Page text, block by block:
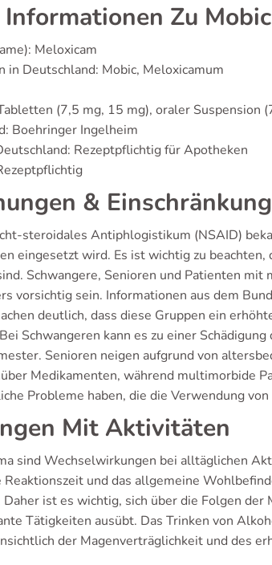
Zu Mobic
Meloxicam
in Deutschland: Mobic, Meloxicamum
(7,5 mg, 15 mg), oraler Suspension
Boehringer Ingelheim
Rezeptpflichtig für Apotheken
&
steroidales Antiphlogistikum (NSAID)
eingesetzt wird. Es ist wichtig zu
Schwangere, Senioren und Patienten
vorsichtig sein. Informationen aus dem
deutlich, dass diese Gruppen ein
Schwangeren kann es zu einer
Senioren neigen aufgrund von
Medikamenten, während multimorbide
Probleme haben, die die Verwendung
Mit Aktivitäten
sind Wechselwirkungen bei alltäglichen
und das allgemeine
Daher ist es wichtig, sich über die Folgen
Tätigkeiten ausübt. Das Trinken von
der Magenverträglichkeit und des